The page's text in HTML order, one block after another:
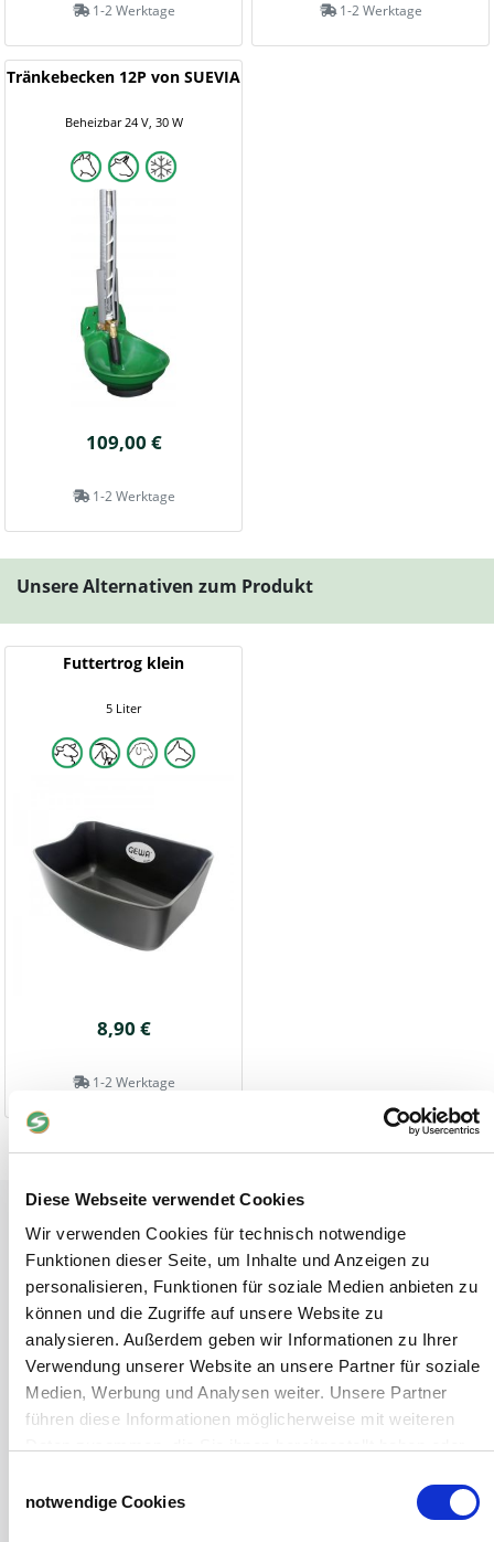
Diese Webseite verwendet Cookies
Wir verwenden Cookies für technisch notwendige
Funktionen dieser Seite, um Inhalte und Anzeigen zu
personalisieren, Funktionen für soziale Medien anbieten zu
können und die Zugriffe auf unsere Website zu
analysieren. Außerdem geben wir Informationen zu Ihrer
Verwendung unserer Website an unsere Partner für soziale
Medien, Werbung und Analysen weiter. Unsere Partner
führen diese Informationen möglicherweise mit weiteren
haben.
notwendige Cookies
1-2 Werktage 1-2 Werktage
Tränkebecken 12P von SUEVIA
Beheizbar 24 V, 30 W
109,00 €
1-2 Werktage
Unsere Alternativen zum Produkt
Futtertrog klein
5 Liter
8,90 €
1-2 Werktage
Tiere
Weideunterstand groß
Wasserversorgung für Weidetiere
Euronetz
Zubereitung Melasseschnitzel für Pferde
Hobby-Farming
Grundlagen der Hühnerhaltung
Tiere Landwirtschaft
Desinfektionsmittel
Geflügeltränken Ratgeber
Stallapotheke für Hühner